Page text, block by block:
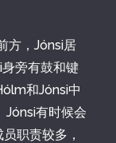
方，Jónsi居
旁有鼓和键
和Jónsi中
Jónsi有时候会
职责较多，